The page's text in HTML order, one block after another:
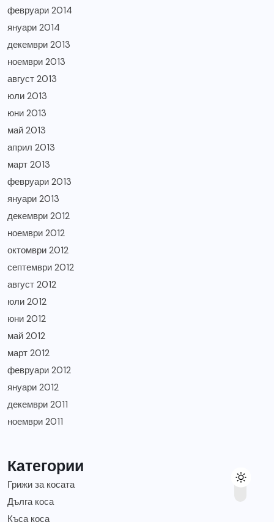
февруари 2014
януари 2014
декември 2013
ноември 2013
август 2013
юли 2013
юни 2013
май 2013
април 2013
март 2013
февруари 2013
януари 2013
декември 2012
ноември 2012
октомври 2012
септември 2012
август 2012
юли 2012
юни 2012
май 2012
март 2012
февруари 2012
януари 2012
декември 2011
ноември 2011
Категории
Грижи за косата
Дълга коса
Къса коса